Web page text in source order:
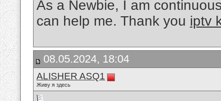
As a Newbie, I am
can help me. Thank you iptv
08.05.2024, 18:04
ALISHER ASQ1
Живу я здесь